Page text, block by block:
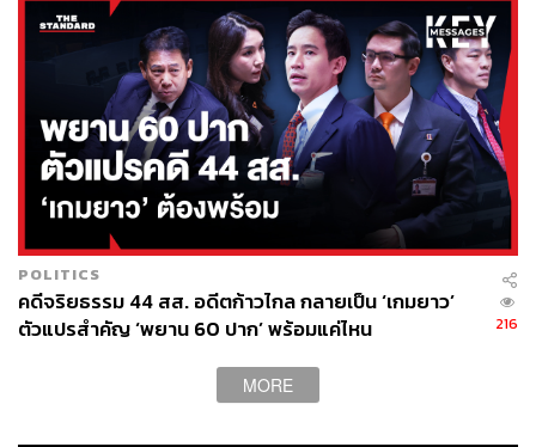
มร่วมฯ จึงมีมติว่า ในเมื่อปดิพัทธ์ยังคงยืนยันความประสงค์จะ
ทำงานในฐานะรองประธานสภาต่อ พรรคก้าวไกลจึงจำเป็น
ต้องให้ปดิพัทธ์ออกจากการเป็นสมาชิกพรรคของพรรคก้าว
ไกล ตามบทบัญญัติแห่งข้อบังคับพรรคก้าวไกลและ
รัฐธรรมนูญ เพื่อให้พรรคก้าวไกลสามารถทำหน้าที่เป็นฝ่าย
ค้านโดยสมบูรณ์ได้ อันเป็นเงื่อนไขที่มีความสำคัญเป็นอย่าง
ยิ่งต่อการทำงานของพรรคหลังจากนี้” ภายหลังการถูกขับ
ออก ปดิพัทธ์จึงเข้าสมัครเป็นสมาชิกพรรคเป็นธรรม ซึ่ง
จำเป็นต้องหาสังกัดพรรคใหม่ภายใน 30 วันตามรัฐธรรมนูญ
กำหนด นับจากวันที่ถูกขับออกจากพรรคเดิม
TAGS: พรรคก้าวไกล
วุฒิพงศ์ ทองเหลา
สำนักงานคณะกรรมการการเลือกตั้ง (กกต.)
การคุกคามทางเพศ
ศุภชัย ใจสมุทร
POLITICS
คดีจริยธรรม 44 สส. อดีตก้าวไกล กลายเป็น ‘เกมยาว’
ตัวแปรสำคัญ ‘พยาน 60 ปาก’ พร้อมแค่ไหน
216
MORE